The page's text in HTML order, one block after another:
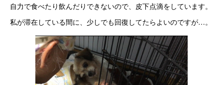
自力で食べたり飲んだりできないので、皮下点滴をしています。
私が滞在している間に、少しでも回復してたらよいのですが…。